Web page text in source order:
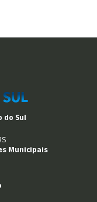
do Sul
Municipais